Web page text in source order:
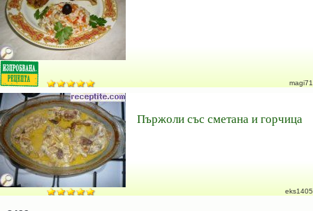
magi71
Пържоли със сметана и горчица
eks1405